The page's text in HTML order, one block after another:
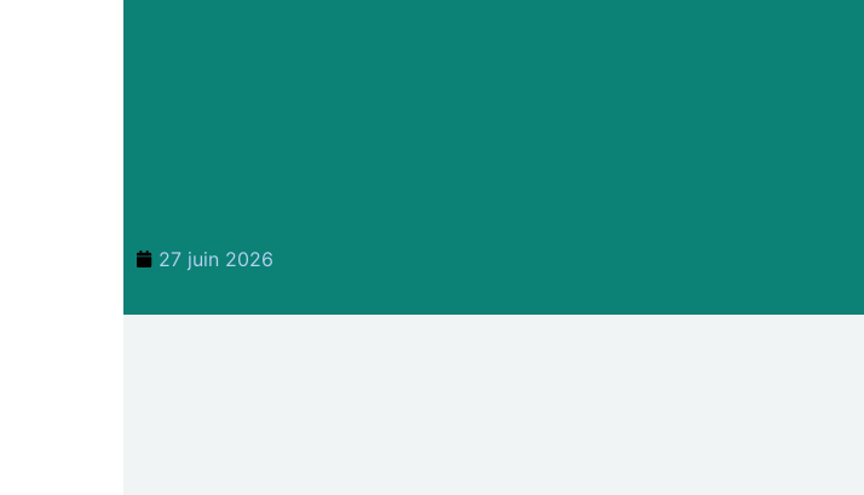
Mahagi:Munguromo Pirowambe David alerte sur
27 juin 2026